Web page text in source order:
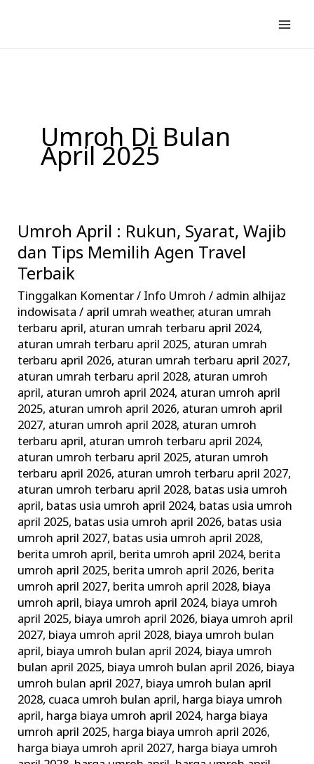
konten
Umroh Di Bulan
April 2025
Umroh April : Rukun, Syarat, Wajib
dan Tips Memilih Agen Travel
Terbaik
Tinggalkan Komentar/ Info Umroh / admin alhijaz
indowisata/ april umrah weather, aturan umrah
terbaru april, aturan umrah terbaru april 2024,
aturan umrah terbaru april 2025, aturan umrah
terbaru april 2026, aturan umrah terbaru april 2027,
aturan umrah terbaru april 2028, aturan umroh
april, aturan umroh april 2024, aturan umroh april
2025, aturan umroh april 2026, aturan umroh april
2027, aturan umroh april 2028, aturan umroh
terbaru april, aturan umroh terbaru april 2024,
aturan umroh terbaru april 2025, aturan umroh
terbaru april 2026, aturan umroh terbaru april 2027,
aturan umroh terbaru april 2028, batas usia umroh
april, batas usia umroh april 2024, batas usia umroh
april 2025, batas usia umroh april 2026, batas usia
umroh april 2027, batas usia umroh april 2028,
berita umroh april, berita umroh april 2024, berita
umroh april 2025, berita umroh april 2026, berita
umroh april 2027, berita umroh april 2028, biaya
umroh april, biaya umroh april 2024, biaya umroh
april 2025, biaya umroh april 2026, biaya umroh april
2027, biaya umroh april 2028, biaya umroh bulan
april, biaya umroh bulan april 2024, biaya umroh
bulan april 2025, biaya umroh bulan april 2026, biaya
umroh bulan april 2027, biaya umroh bulan april
2028, cuaca umroh bulan april, harga biaya umroh
april, harga biaya umroh april 2024, harga biaya
umroh april 2025, harga biaya umroh april 2026,
harga biaya umroh april 2027, harga biaya umroh
Umroh
April
:
Rukun,
Syarat,
Wajib
dan
Tips
Memilih
Agen
Travel
Terbaik